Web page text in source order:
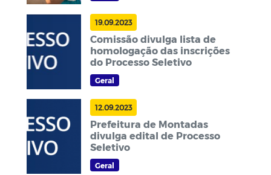
19.09.2023
Comissão divulga lista de
homologação das inscrições
do Processo Seletivo
Geral
12.09.2023
Prefeitura de Montadas
divulga edital de Processo
Seletivo
Geral